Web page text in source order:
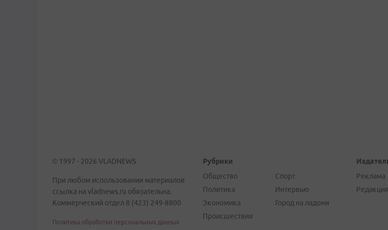
© 1997 - 2026 VLADNEWS
При любом использовании материалов
ссылка на vladnews.ru обязательна.
Коммерческий отдел 8 (423) 249-8800
Политика обработки персональных данных
Рубрики
Общество
Политика
Экономика
Происшествия
Спорт
Интервью
Город на ладони
Реклама
Редакция